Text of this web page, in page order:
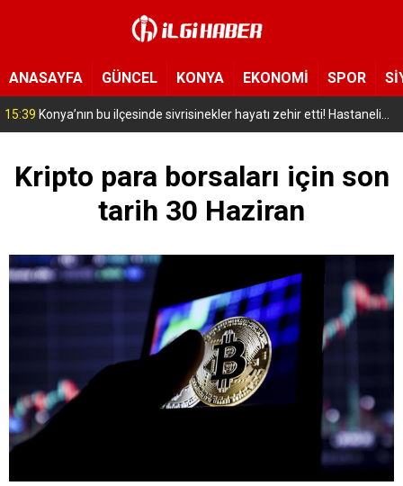
ANASAYFA GÜNCEL KONYA EKONOMİ SPOR
15:39 Konya’nın bu ilçesinde sivrisinekler hayatı zehir etti! Hastanelik olanlar var
Kripto para borsaları için son
tarih 30 Haziran